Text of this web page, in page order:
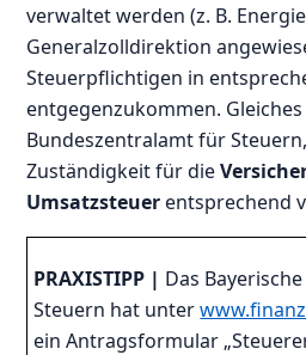
verwaltet werden (z. B.
Generalzolldirektion
Steuerpflichtigen in
entgegenzukommen.
Bundeszentralamt für
Zuständigkeit für die
Umsatzsteuerentsprechend
PRAXISTIPP | Das
Steuern hat unter
ein Antragsformular